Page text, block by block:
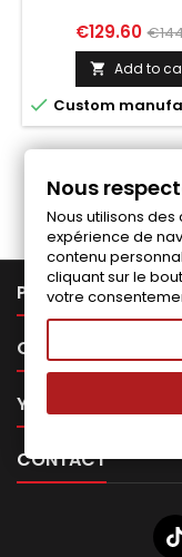
Price
€129.60
 Add to
 Custom
PRODUCTS
OUR COMPANY
YOUR ACCOUNT
CONTACT
Nous
Nous utilisons
expérience de
contenu
cliquant sur le
votre